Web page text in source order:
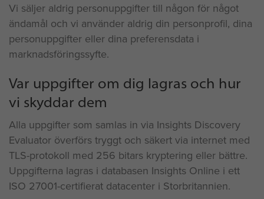
Vi säljer aldrig personuppgifter till någon för något
ändamål och vi använder aldrig din personprofil, dina
personuppgifter eller dina preferensdata i
marknadsföringssyfte.
Var uppgifter om dig lagras och hur
vi skyddar dem
Alla uppgifter som samlas in via Insights Discovery
Evaluator överförs tryggt och säkert via internet med
TLS-protokoll med 256 bitars kryptering eller bättre.
Uppgifterna lagras i databasen Insights Online i ett
ISO 27001-certifierat datacenter i Storbritannien.